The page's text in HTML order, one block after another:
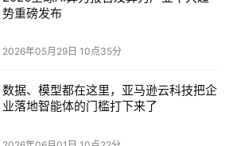
覆盖端到端的Token全生命周期安全
片的内生安全能力，以海光
为例，自指令集源头融入国密算法、
术，将安全固化为算力底座的原生属
势重磅发布
2026年05月29日 10点35分
数据、模型都在这里，亚马逊云科技把企
业落地智能体的门槛打下来了